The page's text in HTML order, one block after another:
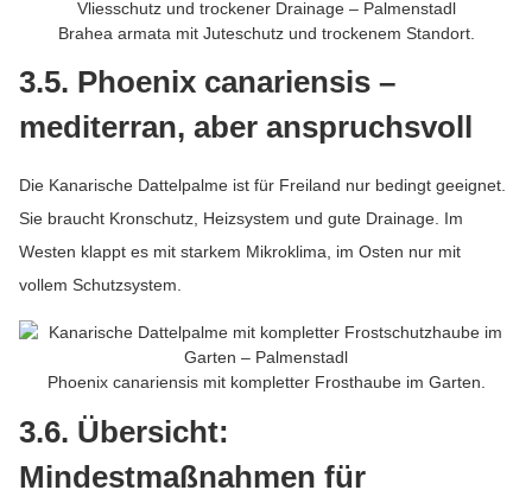
Brahea armata mit Juteschutz und trockenem Standort.
3.5. Phoenix canariensis –
mediterran, aber anspruchsvoll
Die Kanarische Dattelpalme ist für Freiland nur bedingt geeignet.
Sie braucht Kronschutz, Heizsystem und gute Drainage. Im
Westen klappt es mit starkem Mikroklima, im Osten nur mit
vollem Schutzsystem.
Phoenix canariensis mit kompletter Frosthaube im Garten.
3.6. Übersicht:
Mindestmaßnahmen für